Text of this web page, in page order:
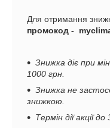
Для отримання
промокод -
Знижка діє при
1000 грн.
Знижка не
знижкою.
Термін дії акції